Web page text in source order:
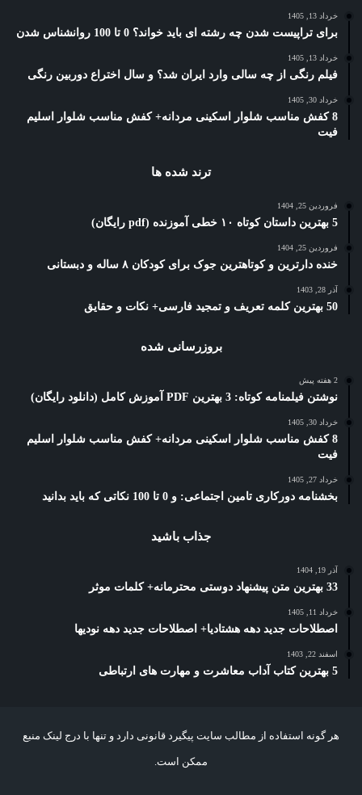
خرداد 13, 1405
برای تراپیست شدن چه رشته ای باید خواند؟ 0 تا 100 روانشناس شدن
خرداد 13, 1405
فیلم رنگی از چه سالی وارد ایران شد؟ و سال اختراع دوربین رنگی
خرداد 30, 1405
8 کفش مناسب شلوار اسکینی مردانه+ کفش مناسب شلوار اسلیم
فیت
ترند شده ها
فروردین 25, 1404
5 بهترین داستان کوتاه ۱۰ خطی آموزنده (pdf رایگان)
فروردین 25, 1404
خنده دارترین و کوتاهترین جوک برای کودکان ۸ ساله و دبستانی
آذر 28, 1403
50 بهترین کلمه تعریف و تمجید فارسی+ نکات و حقایق
بروزرسانی شده
2 هفته پیش
نوشتن فیلمنامه کوتاه: 3 بهترین PDF آموزش کامل (دانلود رایگان)
خرداد 30, 1405
8 کفش مناسب شلوار اسکینی مردانه+ کفش مناسب شلوار اسلیم
فیت
خرداد 27, 1405
بخشنامه دورکاری تامین اجتماعی: و 0 تا 100 نکاتی که باید بدانید
جذاب باشید
آذر 19, 1404
33 بهترین متن پیشنهاد دوستی محترمانه+ کلمات موثر
خرداد 11, 1405
اصطلاحات جدید دهه هشتادیا+ اصطلاحات جدید دهه نودیها
اسفند 22, 1403
5 بهترین کتاب آداب معاشرت و مهارت های ارتباطی
هر گونه استفاده از مطالب سایت پیگیرد قانونی دارد و تنها با درج لینک منبع
ممکن است.